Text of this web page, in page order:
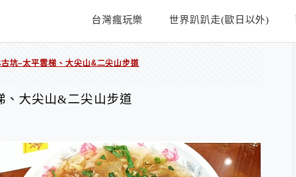
台灣瘋玩樂 世界趴趴走(歐日以外)
坑–太平雲梯、大尖山&二尖山步道
、大尖山&二尖山步道